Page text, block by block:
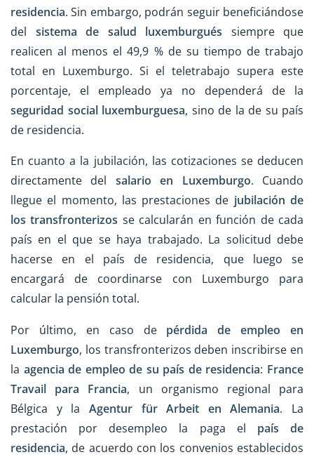
residencia. Sin embargo, podrán seguir beneficiándose
del sistema de salud luxemburgués siempre que
realicen al menos el 49,9 % de su tiempo de trabajo
total en Luxemburgo. Si el teletrabajo supera este
porcentaje, el empleado ya no dependerá de la
seguridad social luxemburguesa, sino de la de su país
de residencia.
En cuanto a la jubilación, las cotizaciones se deducen
directamente del salario en Luxemburgo. Cuando
llegue el momento, las prestaciones de jubilación de
los transfronterizos se calcularán en función de cada
país en el que se haya trabajado. La solicitud debe
hacerse en el país de residencia, que luego se
encargará de coordinarse con Luxemburgo para
calcular la pensión total.
Por último, en caso de pérdida de empleo en
Luxemburgo, los transfronterizos deben inscribirse en
la agencia de empleo de su país de residencia: France
Travail para Francia, un organismo regional para
Bélgica y la Agentur für Arbeit en Alemania. La
prestación por desempleo la paga el país de
residencia, de acuerdo con los convenios establecidos